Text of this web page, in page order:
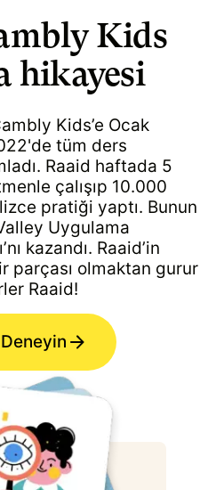
Kids
hikayesi
Kids’e Ocak
tüm ders
Raaid haftada 5
çalışıp 10.000
pratiği yaptı. Bunun
Uygulama
kazandı. Raaid’in
parçası olmaktan gurur
Raaid!